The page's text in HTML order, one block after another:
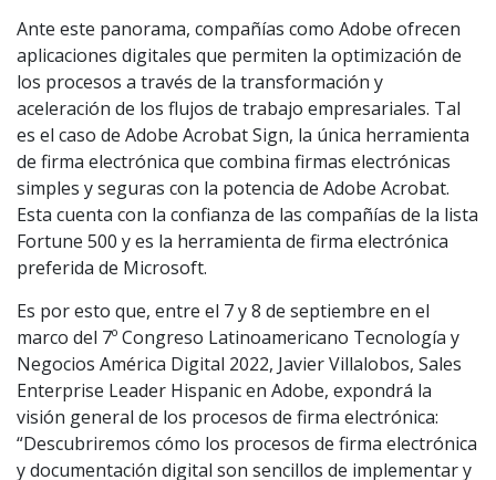
Ante este panorama, compañías como Adobe ofrecen
aplicaciones digitales que permiten la optimización de
los procesos a través de la transformación y
aceleración de los flujos de trabajo empresariales. Tal
es el caso de Adobe Acrobat Sign, la única herramienta
de firma electrónica que combina firmas electrónicas
simples y seguras con la potencia de Adobe Acrobat.
Esta cuenta con la confianza de las compañías de la lista
Fortune 500 y es la herramienta de firma electrónica
preferida de Microsoft.
Es por esto que, entre el 7 y 8 de septiembre en el
marco del 7º Congreso Latinoamericano Tecnología y
Negocios América Digital 2022, Javier Villalobos, Sales
Enterprise Leader Hispanic en Adobe, expondrá la
visión general de los procesos de firma electrónica:
“Descubriremos cómo los procesos de firma electrónica
y documentación digital son sencillos de implementar y